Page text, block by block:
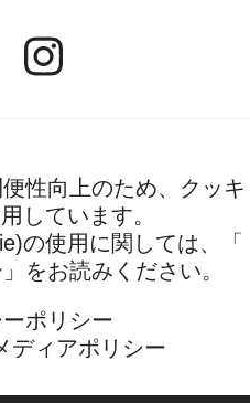
性向上のため、クッキ
しています。
の使用に関しては、「
」をお読みください。
ポリシー
ディアポリシー